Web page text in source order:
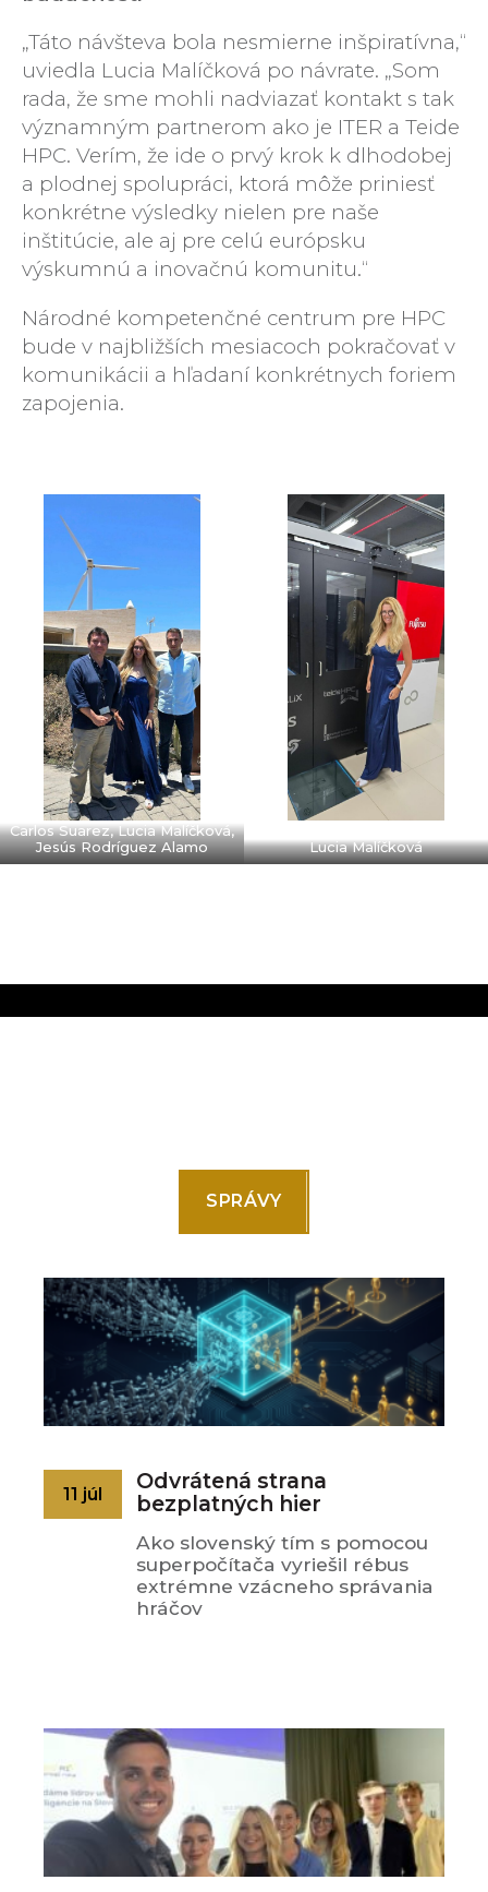
„Táto návšteva bola nesmierne inšpiratívna,“
uviedla Lucia Malíčková po návrate. „Som
rada, že sme mohli nadviazať kontakt s tak
významným partnerom ako je ITER a Teide
HPC. Verím, že ide o prvý krok k dlhodobej
a plodnej spolupráci, ktorá môže priniesť
konkrétne výsledky nielen pre naše
inštitúcie, ale aj pre celú európsku
výskumnú a inovačnú komunitu.“
Národné kompetenčné centrum pre HPC
bude v najbližších mesiacoch pokračovať v
komunikácii a hľadaní konkrétnych foriem
zapojenia.
Carlos Suarez, Lucia Malíčková,
Jesús Rodríguez Alamo
Lucia Malíčková
SPRÁVY
Odvrátená strana
bezplatných hier
11 júl
Ako slovenský tím s pomocou
superpočítača vyriešil rébus
extrémne vzácneho správania
hráčov